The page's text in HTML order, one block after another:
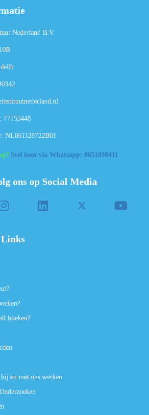
Nederland B.V.
77755448
NL861128722B01
Stel hem via Whatsapp: 0651898411
ons op Social Media
Links
boeken?
en met ons werken